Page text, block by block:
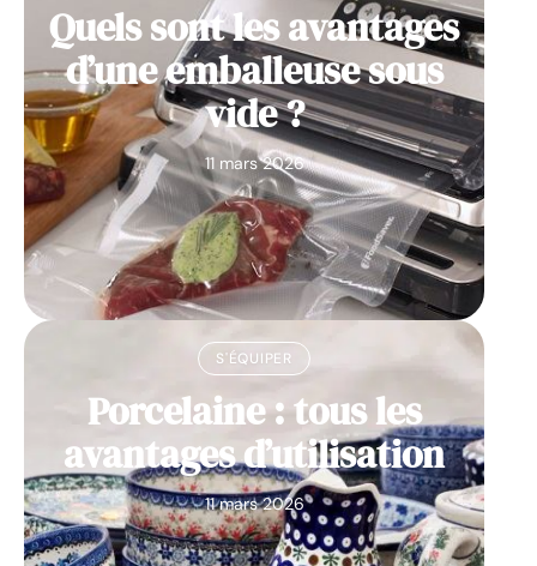
Quels sont les avantages
d’une emballeuse sous
vide ?
11 mars 2026
S'ÉQUIPER
Porcelaine : tous les
avantages d’utilisation
11 mars 2026